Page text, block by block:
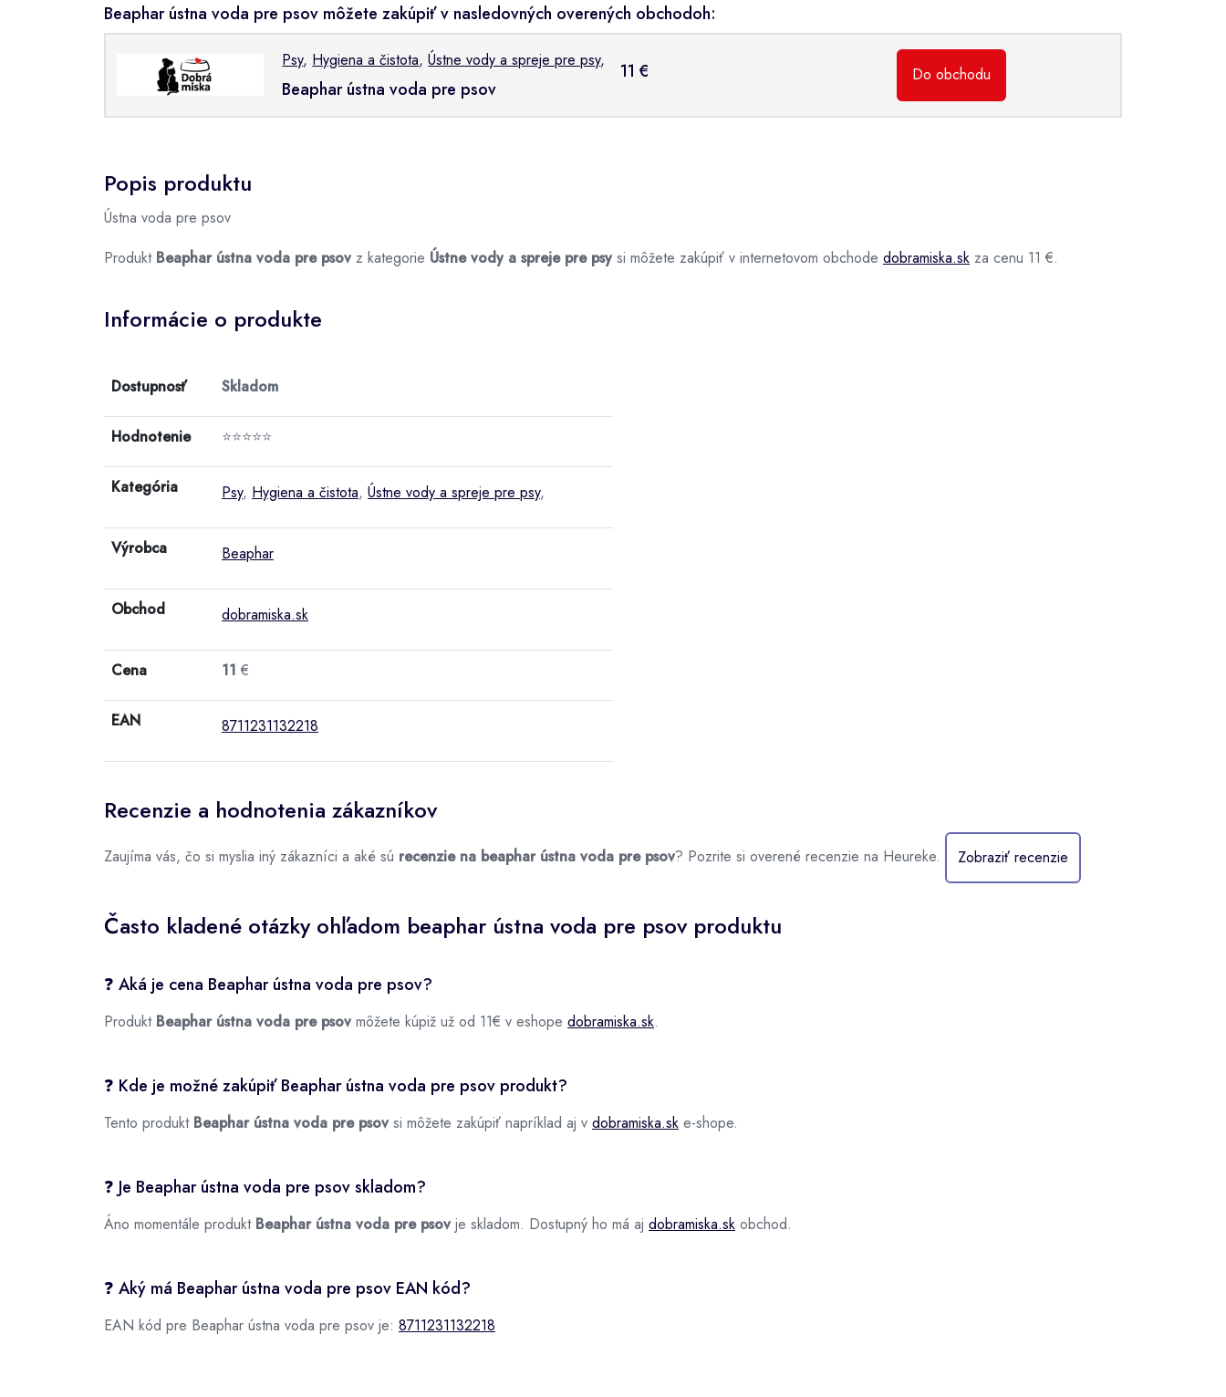
Beaphar ústna voda pre psov môžete zakúpiť v nasledovných overených obchodoh:
Psy, Hygiena a čistota,Ústne vody a spreje pre psy,
Beaphar ústna voda pre psov
11 € Do obchodu
Popis produktu
Ústna voda pre psov
Produkt Beaphar ústna voda pre psovz kategorie Ústne vody a spreje pre psysi môžete zakúpiť v internetovom obchode dobramiska.sk za cenu 11 €.
Informácie o produkte
Dostupnosť Skladom
Hodnotenie ⭐⭐⭐⭐⭐
Kategória Psy, Hygiena a čistota, Ústne vody a spreje pre psy,
Výrobca Beaphar
Obchod dobramiska.sk
Cena 11 €
EAN 8711231132218
Recenzie a hodnotenia zákazníkov
Zaujíma vás, čo si myslia iný zákazníci a aké sú recenzie na beaphar ústna voda pre psov? Pozrite si overené recenzie na Heureke. Zobraziť recenzie
Často kladené otázky ohľadom beaphar ústna voda pre psov produktu
❓ Aká je cena Beaphar ústna voda pre psov?
Produkt Beaphar ústna voda pre psovmôžete kúpiž už od 11€ v eshope dobramiska.sk.
❓ Kde je možné zakúpiť Beaphar ústna voda pre psov produkt?
Tento produkt Beaphar ústna voda pre psovsi môžete zakúpiť napríklad aj v dobramiska.sk e-shope.
❓ Je Beaphar ústna voda pre psov skladom?
Áno momentále produkt Beaphar ústna voda pre psovje skladom. Dostupný ho má aj dobramiska.sk obchod.
❓ Aký má Beaphar ústna voda pre psov EAN kód?
EAN kód pre Beaphar ústna voda pre psov je: 8711231132218